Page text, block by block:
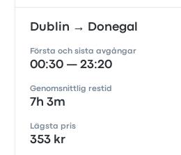
Dublin → Donegal
Första och sista avgångar
00:30 — 23:20
Genomsnittlig restid
7h 3m
Lägsta pris
353 kr